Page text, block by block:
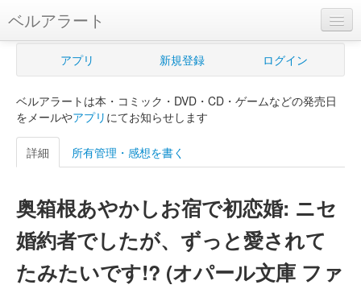
ベルアラート
ベルアラートとは
新規登録
ログイン
購入管理
Myシェルフ
プレミアム
アプリ 新規登録 ログイン
ベルアラートは本・コミック・DVD・CD・ゲームなどの発売日
をメールやアプリ にてお知らせします
詳細 所有管理・感想を書く
奥箱根あやかしお宿で初恋婚: ニセ
婚約者でしたが、ずっと愛されて
たみたいです!? (オパール文庫 ファ